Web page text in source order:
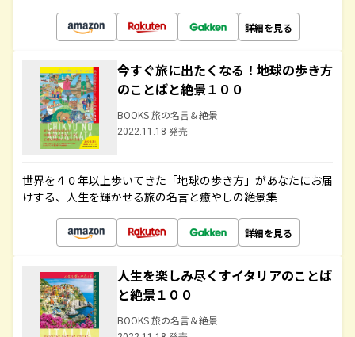
詳細を見る
今すぐ旅に出たくなる！地球の歩き方
のことばと絶景１００
BOOKS 旅の名言＆絶景
2022.11.18 発売
世界を４０年以上歩いてきた「地球の歩き方」があなたにお届
けする、人生を輝かせる旅の名言と癒やしの絶景集
詳細を見る
人生を楽しみ尽くすイタリアのことば
と絶景１００
BOOKS 旅の名言＆絶景